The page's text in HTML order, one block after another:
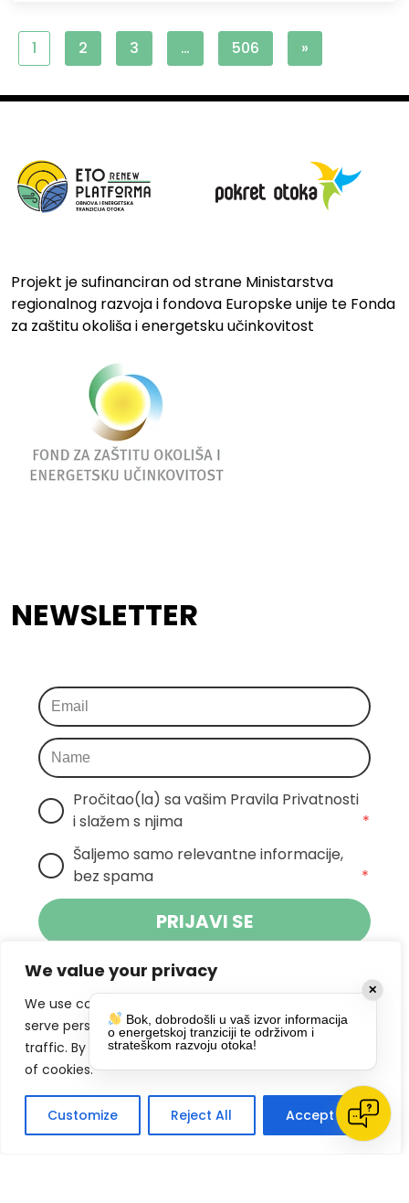
We value your privacy
We use cookies to enhance your browsing experience,
serve personalized ads or content, and analyze our
traffic. By clicking "Accept All", you consent to our use
of cookies.
Customize Reject All Accept All
1 2 3 … 506 »
Projekt je sufinanciran od strane Ministarstva
regionalnog razvoja i fondova Europske unije te Fonda
za zaštitu okoliša i energetsku učinkovitost
NEWSLETTER
Pročitao(la) sa vašim Pravila Privatnosti
i slažem s njima
*
Šaljemo samo relevantne informacije,
bez spama
*
PRIJAVI SE
Klikom na gumb dajete suglasnost za
primanje novosti Pokreta Otoka te se
slažete spolitikom privatnosti.
DRUŠTVENE MREŽE
✕
Bok, dobrodošli u vaš izvor informacija
o energetskoj tranziciji te održivom i
strateškom razvoju otoka!